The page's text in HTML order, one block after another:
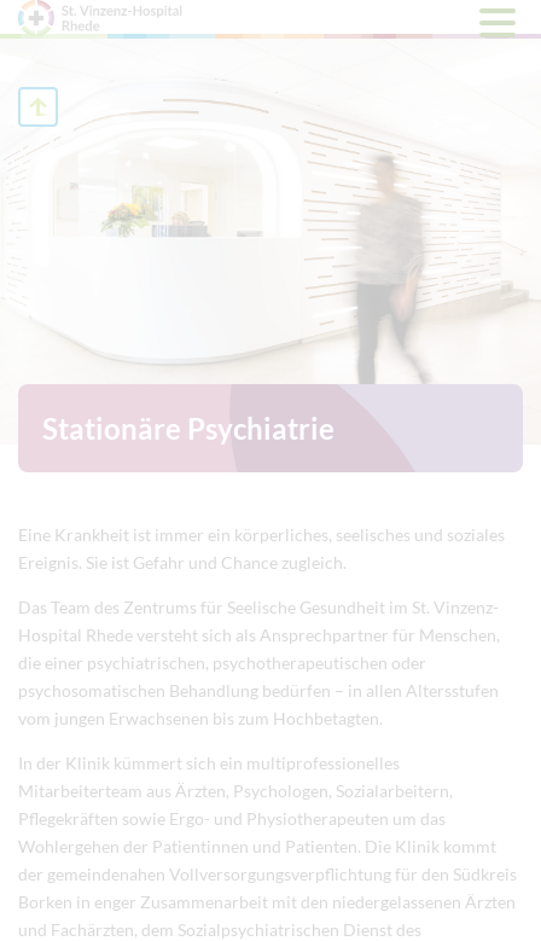
Stationäre Psychiatrie
Eine Krankheit ist immer ein körperliches, seelisches und soziales
Ereignis. Sie ist Gefahr und Chance zugleich.
Das Team des Zentrums für Seelische Gesundheit im St. Vinzenz-
Hospital Rhede versteht sich als Ansprechpartner für Menschen,
die einer psychiatrischen, psychotherapeutischen oder
psychosomatischen Behandlung bedürfen – in allen Altersstufen
vom jungen Erwachsenen bis zum Hochbetagten.
In der Klinik kümmert sich ein multiprofessionelles
Mitarbeiterteam aus Ärzten, Psychologen, Sozialarbeitern,
Pflegekräften sowie Ergo- und Physiotherapeuten um das
Wohlergehen der Patientinnen und Patienten. Die Klinik kommt
der gemeindenahen Vollversorgungsverpflichtung für den Südkreis
Borken in enger Zusammenarbeit mit den niedergelassenen Ärzten
und Fachärzten, dem Sozialpsychiatrischen Dienst des